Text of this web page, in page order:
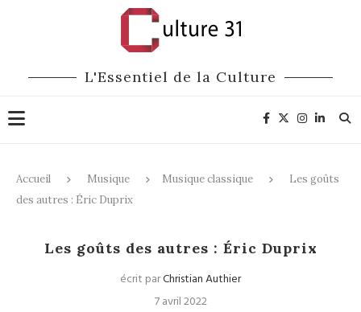
L'Essentiel de la Culture
Accueil Musique Musique classique
Les goûts
des autres : Éric Duprix
Entretiens
Les goûts des autres : Éric Duprix
écrit parChristian Authier
7 avril 2022